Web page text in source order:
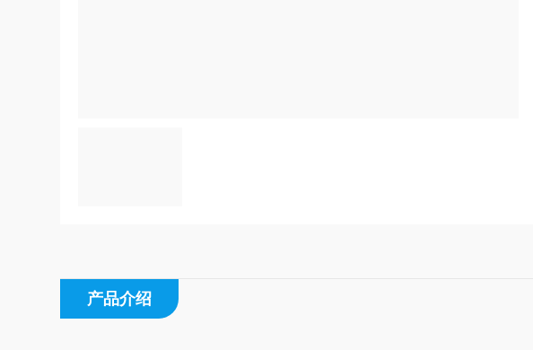
产品介绍